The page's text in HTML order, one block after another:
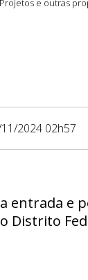
Projetos e outras
2024 02h57
entrada e
Distrito